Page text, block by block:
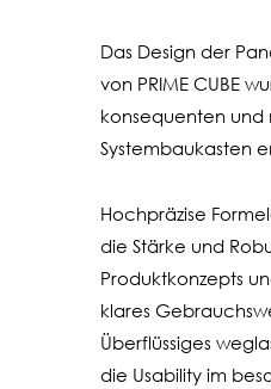
Das Design der
von PRIME CUBE
konsequenten und
Systembaukasten
Hochpräzise
die Stärke und
Produktkonzepts
klares
Überflüssiges
die Usability im